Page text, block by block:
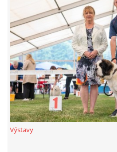
© CHS ze Severních vrchů |
Výstavy